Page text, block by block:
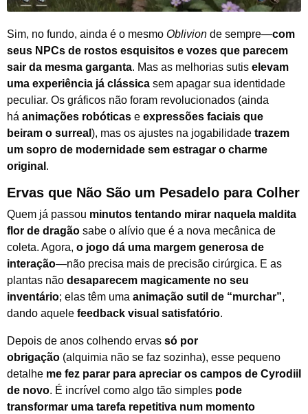
Sim, no fundo, ainda é o mesmo Oblivion de sempre—com
seus NPCs de rostos esquisitos e vozes que parecem
sair da mesma garganta. Mas as melhorias sutis elevam
uma experiência já clássica sem apagar sua identidade
peculiar. Os gráficos não foram revolucionados (ainda
há animações robóticas e expressões faciais que
beiram o surreal ), mas os ajustes na jogabilidade trazem
um sopro de modernidade sem estragar o charme
original .
Ervas que Não São um Pesadelo para Colher
Quem já passou minutos tentando mirar naquela maldita
flor de dragão sabe o alívio que é a nova mecânica de
coleta. Agora, o jogo dá uma margem generosa de
interação—não precisa mais de precisão cirúrgica. E as
plantas não desaparecem magicamente no seu
inventário; elas têm uma animação sutil de “murchar”,
dando aquele feedback visual satisfatório.
Depois de anos colhendo ervas só por
obrigação (alquimia não se faz sozinha), esse pequeno
detalhe me fez parar para apreciar os campos de Cyrodiil
de novo. É incrível como algo tão simples pode
transformar uma tarefa repetitiva num momento